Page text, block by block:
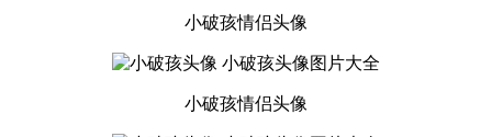
小破孩情侣头像
小破孩情侣头像